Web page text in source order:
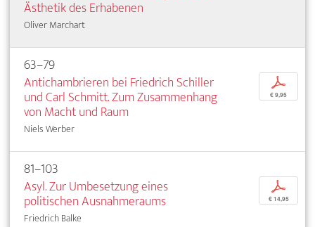
Ästhetik des Erhabenen
Oliver Marchart
63–79
Antichambrieren bei Friedrich Schiller
und Carl Schmitt. Zum Zusammenhang
von Macht und Raum
Niels Werber
p
€ 9,95
81–103
Asyl. Zur Umbesetzung eines
politischen Ausnahmeraums
Friedrich Balke
p
€ 14,95